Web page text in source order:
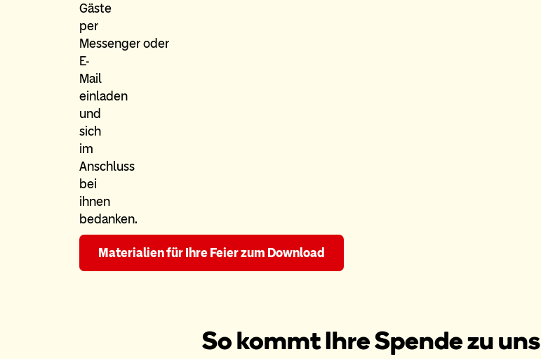
Gäste
per
Messenger oder
E-
Mail
einladen
und
sich
im
Anschluss
bei
ihnen
bedanken.
Materialien für Ihre Feier zum Download
So kommt Ihre Spende zu uns